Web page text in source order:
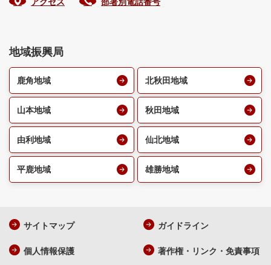
地域振興局
鹿角地域 北秋田地域
山本地域 秋田地域
由利地域 仙北地域
平鹿地域 雄勝地域
サイトマップ ガイドライン
個人情報保護 著作権・リンク・免責事項